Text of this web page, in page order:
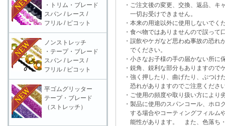
・ご注文後の変更、交換、返品、キ
一切お受けできません。
・本来の用途以外に使用しないでく
・食べ物ではありませんので誤って
・誤飲やケガなど思わぬ事故の恐れ
でください。
・小さなお子様の手の届かない所に
・鋭角、鋭利な部分もありますので
・強く押したり、曲げたり、ぶつけ
恐れがありますのでご注意くださ
・ご使用の頻度や取り扱い方により
・製品に使用のスパンコール、ホロ
する場合やコーティングフィルム
能性があります。 また、色落ち・
・トリム・ブレード
スパン / レース /
フリル / ピコット
ノンストレッチ
・テープ・ブレード
スパン / レース /
フリル / ピコット
平ゴムグリッター
テープ・ブレード
（ストレッチ）